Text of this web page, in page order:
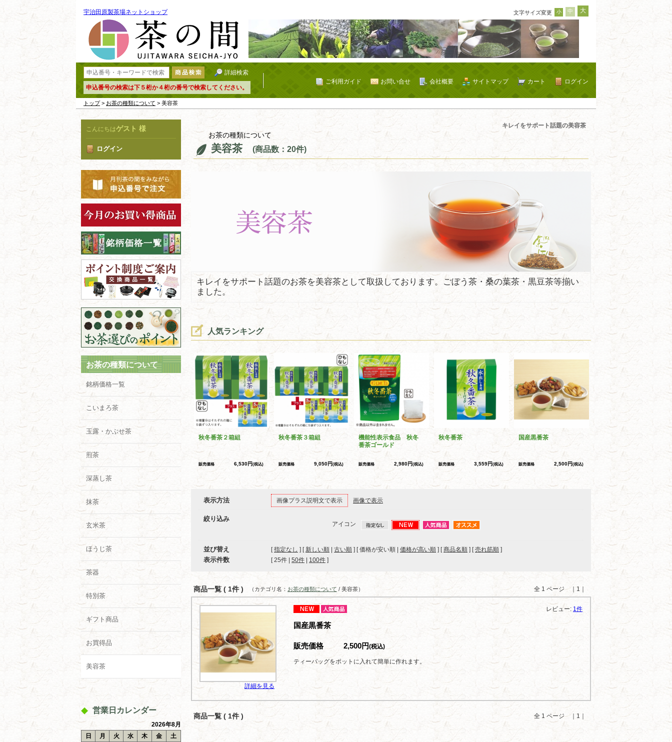
宇治田原製茶場ネットショップ 文字サイズ変更 小 中 大
詳細検索
申込番号の検索は下５桁か４桁の番号で検索してください。
ログイン
カート
サイトマップ
会社概要
お問い合せ
ご利用ガイド
トップ> お茶の種類について > 美容茶
こんにちはゲスト 様
ログイン
お茶の種類について
銘柄価格一覧
こいまろ茶
玉露・かぶせ茶
煎茶
深蒸し茶
抹茶
玄米茶
ほうじ茶
茶器
特別茶
ギフト商品
お買得品
美容茶
営業日カレンダー
2026年8月
日
月 火 水 木 金
土
キレイをサポート話題の美容茶
お茶の種類について
美容茶 (商品数：20件)
キレイをサポート話題のお茶を美容茶として取扱しております。ごぼう茶・桑の葉茶・黒豆茶等揃い
ました。
人気ランキング
秋冬番茶２箱組
販売価格 6,530円(税込)
秋冬番茶３箱組
販売価格 9,050円(税込)
機能性表示食品 秋冬
番茶ゴールド
販売価格 2,980円(税込)
秋冬番茶
販売価格 3,559円(税込)
国産黒番茶
販売価格 2,500円(税込)
表示方法 画像プラス説明文で表示 画像で表示
絞り込み
アイコン
並び替え [指定なし ] [ 新しい順 古い順 ] [ 価格が安い順 | 価格が高い順 ] [商品名順 ] [売れ筋順 ]
表示件数 [ 25件 50件 100件 ]
商品一覧 ( 1件 ) 全 1 ページ ｜1｜
（カテゴリ名： お茶の種類について / 美容茶）
詳細を見る
レビュー: 1件
国産黒番茶
販売価格 2,500円(税込)
ティーバッグをポットに入れて簡単に作れます。
商品一覧 ( 1件 ) 全 1 ページ ｜1｜